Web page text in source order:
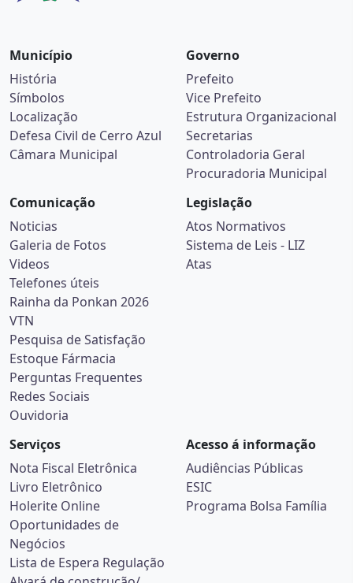
Município
História
Símbolos
Localização
Defesa Civil de Cerro Azul
Câmara Municipal
Governo
Prefeito
Vice Prefeito
Estrutura Organizacional
Secretarias
Controladoria Geral
Procuradoria Municipal
Comunicação
Noticias
Galeria de Fotos
Videos
Telefones úteis
Rainha da Ponkan 2026
VTN
Pesquisa de Satisfação
Estoque Fármacia
Perguntas Frequentes
Redes Sociais
Ouvidoria
Legislação
Atos Normativos
Sistema de Leis - LIZ
Atas
Serviços
Nota Fiscal Eletrônica
Livro Eletrônico
Holerite Online
Oportunidades de
Negócios
Lista de Espera Regulação
Acesso á informação
Audiências Públicas
ESIC
Programa Bolsa Família